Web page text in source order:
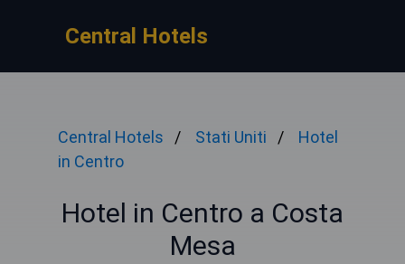
Central Hotels
Central Hotels Stati Uniti
Hotel
in Centro
Hotel in Centro a Costa
Mesa